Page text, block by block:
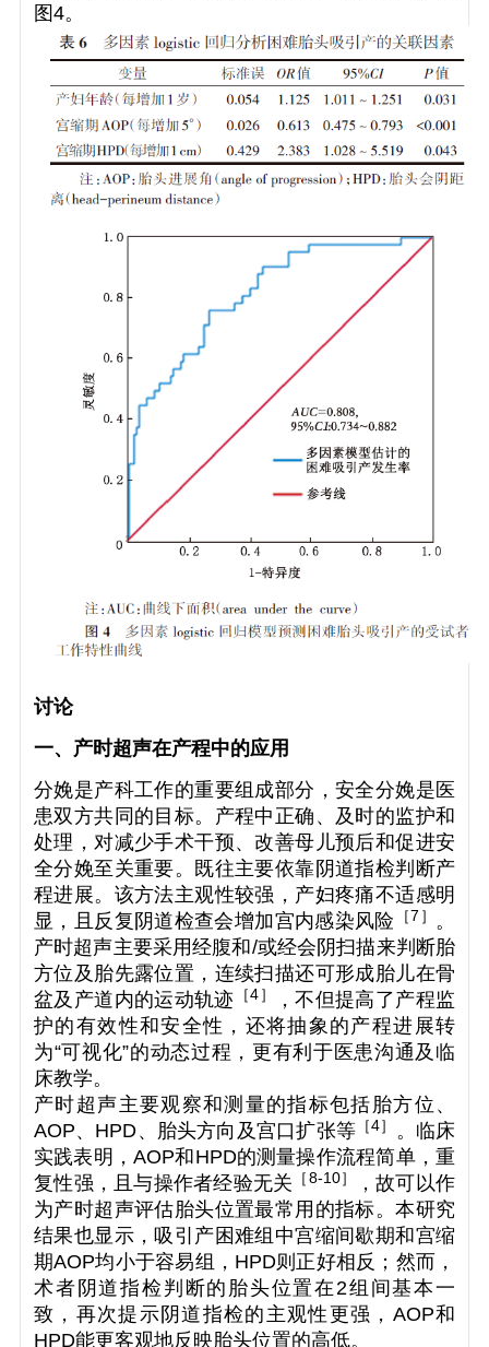
图4。
讨论
一、产时超声在产程中的应用
分娩是产科工作的重要组成部分，安全分娩是医
患双方共同的目标。产程中正确、及时的监护和
处理，对减少手术干预、改善母儿预后和促进安
全分娩至关重要。既往主要依靠阴道指检判断产
程进展。该方法主观性较强，产妇疼痛不适感明
显，且反复阴道检查会增加宫内感染风险
［7 ］ 。
产时超声主要采用经腹和/或经会阴扫描来判断胎
方位及胎先露位置，连续扫描还可形成胎儿在骨
盆及产道内的运动轨迹 ［4 ］
，不但提高了产程监
护的有效性和安全性，还将抽象的产程进展转
为“可视化”的动态过程，更有利于医患沟通及临
床教学。
产时超声主要观察和测量的指标包括胎方位、
AOP、HPD、胎头方向及宫口扩张等［4］ 。临床
实践表明，AOP和HPD的测量操作流程简单，重
复性强，且与操作者经验无关 ［ 8-10］
，故可以作
为产时超声评估胎头位置最常用的指标。本研究
结果也显示，吸引产困难组中宫缩间歇期和宫缩
期AOP均小于容易组，HPD则正好相反；然而，
术者阴道指检判断的胎头位置在2组间基本一
致，再次提示阴道指检的主观性更强，AOP和
HPD能更客观地反映胎头位置的高低。